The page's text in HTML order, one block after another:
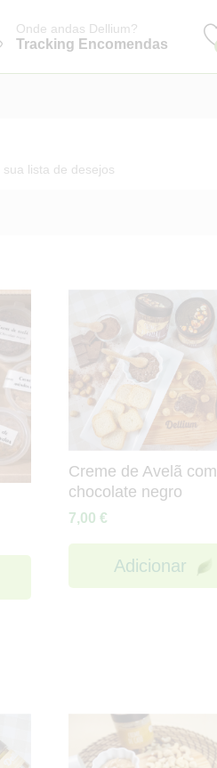
Onde andas Dellium?
Tracking Encomendas
sua lista de desejos
Creme de Avelã com
chocolate negro
7,00 €
Adicionar